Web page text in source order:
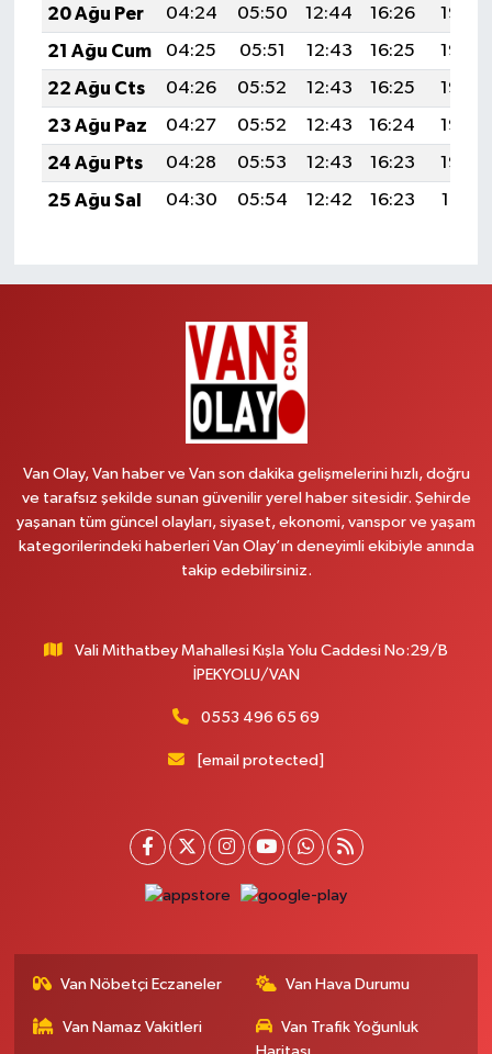
20 Ağu Per
04:24 05:50 12:44 16:26
19:27
21 Ağu Cum
04:25 05:51 12:43 16:25
19:26
22 Ağu Cts
04:26 05:52 12:43 16:25
19:25
23 Ağu Paz
04:27 05:52 12:43 16:24
19:23
24 Ağu Pts
04:28 05:53 12:43 16:23
19:22
25 Ağu Sal
04:30 05:54 12:42 16:23 19:21
Van Olay, Van haber ve Van son dakika gelişmelerini hızlı, doğru
ve tarafsız şekilde sunan güvenilir yerel haber sitesidir. Şehirde
yaşanan tüm güncel olayları, siyaset, ekonomi, vanspor ve yaşam
kategorilerindeki haberleri Van Olay’ın deneyimli ekibiyle anında
takip edebilirsiniz.
Vali Mithatbey Mahallesi Kışla Yolu Caddesi No:29/B
İPEKYOLU/VAN
0553 496 65 69
[email protected]
Van Nöbetçi Eczaneler Van Hava Durumu
Van Namaz Vakitleri
Van Trafik Yoğunluk